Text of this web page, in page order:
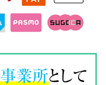
事業所として